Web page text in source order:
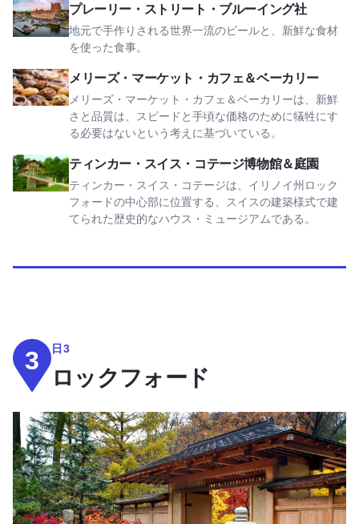
プレーリー・ストリート・ブルーイング社
地元で手作りされる世界一流のビールと、新鮮な食材
を使った食事。
プレーリー・ストリート・ブルーイング社を見る
メリーズ・マーケット・カフェ＆ベーカリー
メリーズ・マーケット・カフェ＆ベーカリーは、新鮮
さと品質は、スピードと手頃な価格のために犠牲にす
る必要はないという考えに基づいている。
メアリーズ・マーケット・カフェ＆ベーカリーを見る
ティンカー・スイス・コテージ博物館＆庭園
ティンカー・スイス・コテージは、イリノイ州ロック
フォードの中心部に位置する、スイスの建築様式で建
てられた歴史的なハウス・ミュージアムである。
ティンカー・スイス・コテージ博物館と庭園を見る
3 日3
ロックフォード